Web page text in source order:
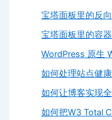
宝塔面板里的反
宝塔面板里的容
WordPress 原生
如何处理站点健
如何让博客实现
如何把W3 Total